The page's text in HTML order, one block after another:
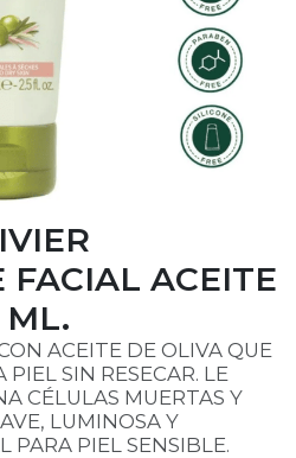
FACIAL ACEITE
ML.
ACEITE DE OLIVA QUE
SIN RESECAR. LE
CÉLULAS MUERTAS Y
LUMINOSA Y
PARA PIEL SENSIBLE.